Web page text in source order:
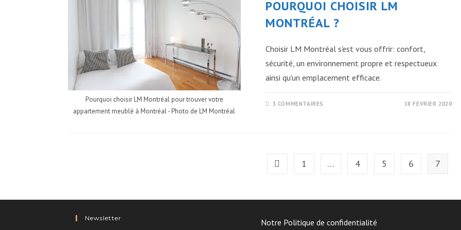
Pourquoi choisir LM Montréal pour trouver votre
appartement meublé à Montréal - Photo de LM Montréal
POURQUOI CHOISIR LM
MONTRÉAL ?
Choisir LM Montréal s'est vous offrir: confort,
sécurité, un environnement propre et respectueux
ainsi qu'un emplacement efficace.
3 COMMENTAIRES 18 FÉVRIER 2020
Go to the previous page
1 … 4 5 6 7
Newsletter Notre Politique de confidentialité